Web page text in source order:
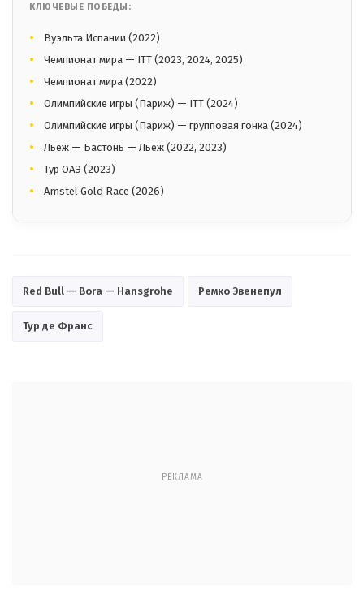
КЛЮЧЕВЫЕ ПОБЕДЫ:
Вуэльта Испании (2022)
Чемпионат мира — ITT (2023, 2024, 2025)
Чемпионат мира (2022)
Олимпийские игры (Париж) — ITT (2024)
Олимпийские игры (Париж) — групповая гонка (2024)
Льеж — Бастонь — Льеж (2022, 2023)
Тур ОАЭ (2023)
Amstel Gold Race (2026)
Red Bull — Bora — Hansgrohe Ремко Эвенепул
Тур де Франс
РЕКЛАМА